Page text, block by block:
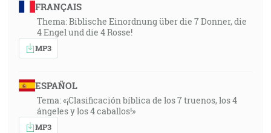
FRANÇAIS
Thema: Biblische Einordnung über die 7 Donner, die
4 Engel und die 4 Rosse!
MP3
ESPAÑOL
Tema: «¡Clasificación bíblica de los 7 truenos, los 4
ángeles y los 4 caballos!»
MP3